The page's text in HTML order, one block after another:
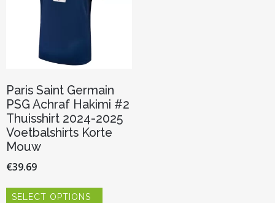
Paris Saint Germain
PSG Achraf Hakimi #2
Thuisshirt 2024-2025
Voetbalshirts Korte
Mouw
€39.69
SELECT OPTIONS